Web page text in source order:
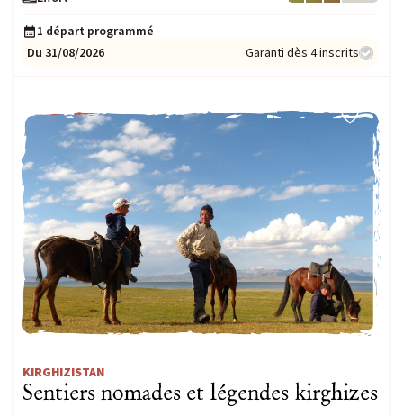
Niveau : 3
1 départ programmé
Du 31/08/2026
Garanti dès 4 inscrits
KIRGHIZISTAN
Sentiers nomades et légendes kirghizes